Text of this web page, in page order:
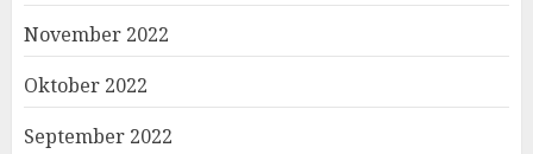
November 2022
Oktober 2022
September 2022